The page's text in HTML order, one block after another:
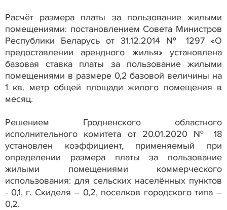
Расчёт размера платы за пользование жилыми
помещениями: постановлением Совета Министров
Республики Беларусь от 31.12.2014 № 1297 «О
предоставлении арендного жилья» установлена
базовая ставка платы за пользование жилыми
помещениями в размере 0,2 базовой величины на
1 кв. метр общей площади жилого помещения в
месяц.
Решением Гродненского областного
исполнительного комитета от 20.01.2020 № 18
установлен коэффициент, применяемый при
определении размера платы за пользование
жилыми помещениями коммерческого
использования: для сельских населённых пунктов
- 0,1, г. Скиделя – 0,2, поселков городского типа –
0,2.